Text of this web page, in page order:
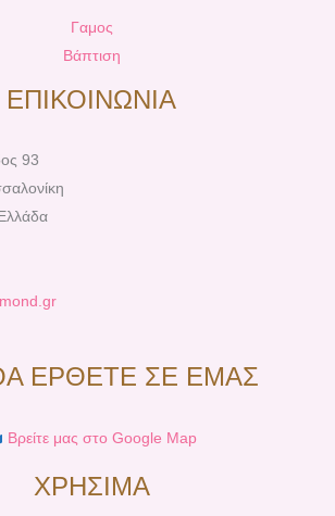
Γαμος
Βάπτιση
ΕΠΙΚΟΙΝΩΝΙΑ
93
ΕΡΘΕΤΕ ΣΕ ΕΜΑΣ
Βρείτε μας στο Google Map
ΧΡΗΣΙΜΑ